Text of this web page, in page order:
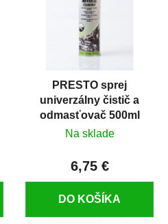
PRESTO sprej
univerzálny čistič a
odmasťovač 500ml
Na sklade
6,75 €
DO KOŠÍKA